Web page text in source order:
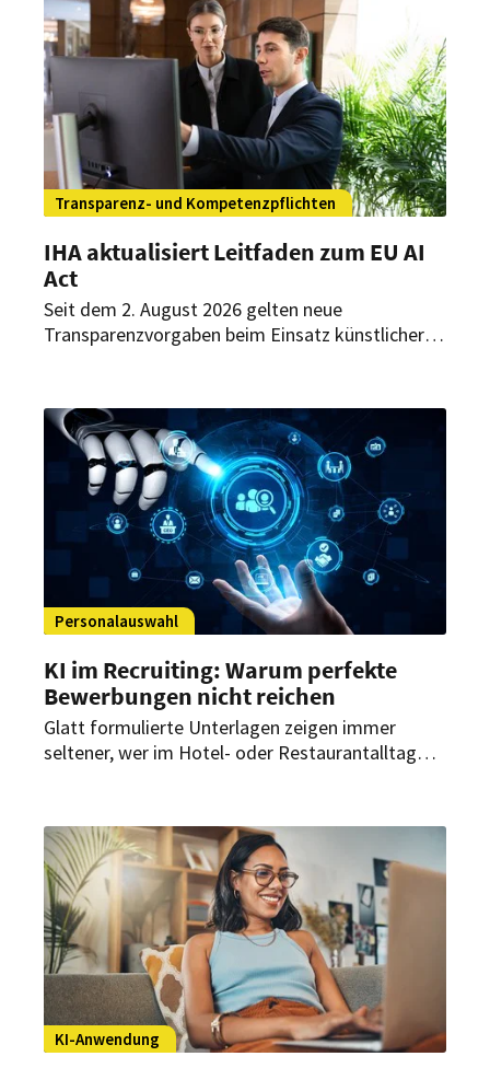
Transparenz- und Kompetenzpflichten
IHA aktualisiert Leitfaden zum EU AI
Act
Seit dem 2. August 2026 gelten neue
Transparenzvorgaben beim Einsatz künstlicher
welche Anforderungen sich daraus für Hotels
ergeben.
Personalauswahl
KI im Recruiting: Warum perfekte
Bewerbungen nicht reichen
Glatt formulierte Unterlagen zeigen immer
seltener, wer im Hotel- oder Restaurantalltag
Gastorientierung sichtbar machen.
KI-Anwendung